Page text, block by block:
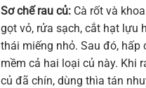
Sơ chế rau củ:Cà rốt và
gọt vỏ, rửa sạch, cắt hạt lựu
thái miếng nhỏ. Sau đó, hấp
mềm cả hai loại củ này. Khi
củ đã chín, dùng thìa tán